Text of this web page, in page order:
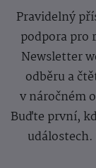
Pravidelný
podpora pro
Newsletter
odběru a
v náročném
Buďte první,